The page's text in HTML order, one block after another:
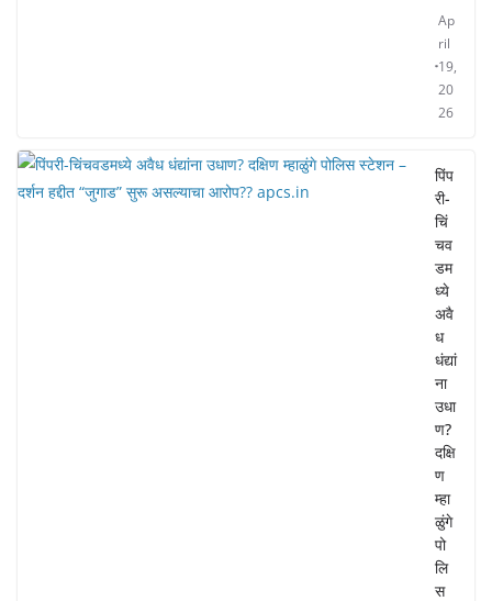
Ap
ril
19,
20
26
पिंप
री-
चिं
चव
डम
ध्ये
अवै
ध
धंद्यां
ना
उधा
ण?
दक्षि
ण
म्हा
ळुंगे
पो
लि
स